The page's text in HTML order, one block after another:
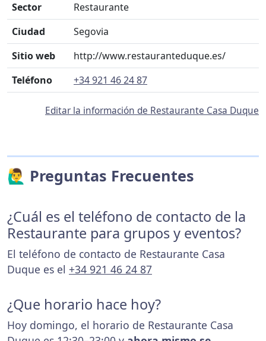
Sector
Restaurante
Ciudad
Segovia
Sitio web
http://www.restauranteduque.es/
Teléfono
+34 921 46 24 87
Editar la información de Restaurante Casa Duque
🙋‍♂️ Preguntas Frecuentes
¿Cuál es el teléfono de contacto de la
Restaurante para grupos y eventos?
El teléfono de contacto de Restaurante Casa
Duque es el +34 921 46 24 87
¿Que horario hace hoy?
Hoy domingo, el horario de Restaurante Casa